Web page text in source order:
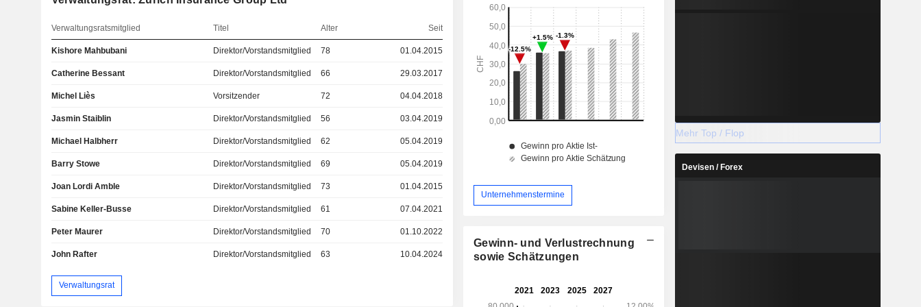
Verwaltungsratsmitglied Titel Alter Seit
Kishore Mahbubani Direktor/Vorstandsmitglied 78 01.04.2015
Catherine Bessant Direktor/Vorstandsmitglied 66 29.03.2017
Michel Liès Vorsitzender 72 04.04.2018
Jasmin Staiblin Direktor/Vorstandsmitglied 56 03.04.2019
Michael Halbherr Direktor/Vorstandsmitglied 62 05.04.2019
Barry Stowe Direktor/Vorstandsmitglied 69 05.04.2019
Joan Lordi Amble Direktor/Vorstandsmitglied 73 01.04.2015
Sabine Keller-Busse Direktor/Vorstandsmitglied 61 07.04.2021
Peter Maurer Direktor/Vorstandsmitglied 70 01.10.2022
John Rafter Direktor/Vorstandsmitglied 63 10.04.2024
Verwaltungsrat
Unternehmenstermine
Gewinn- und Verlustrechnung
sowie Schätzungen
Mehr Top / Flop
Devisen / Forex